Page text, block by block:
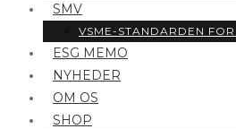
SMV
VSME-STANDARDEN FOR
ESG MEMO
NYHEDER
OM OS
SHOP